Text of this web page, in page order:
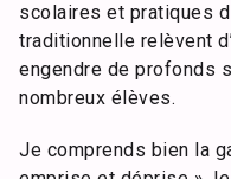
scolaires et pratiques
traditionnelle relèvent
engendre de profonds
nombreux élèves.
Je comprends bien la